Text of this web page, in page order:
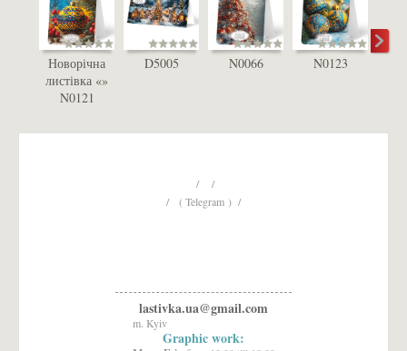
Новорічна
листівка «»
N0121
D5005 N0066 N0123
/ /
/ ( Telegram ) /
lastivka.ua@gmail.com
m. Kyiv
Graphic work: